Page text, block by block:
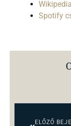
Spotify
ELŐZŐ